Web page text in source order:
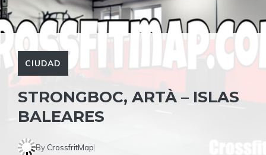
CIUDAD
STRONGBOC, ARTÀ – ISLAS
BALEARES
By CrossfritMap